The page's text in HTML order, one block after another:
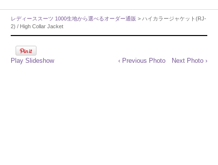
レディーススーツ 1000生地から選べるオーダー通販 > ハイカラージャケット(RJ-
2) / High Collar Jacket
Play Slideshow ‹ Previous Photo Next Photo ›